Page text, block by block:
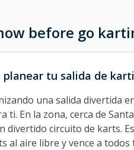
before go
planear tu salida de
una salida divertida
ti. En la zona, cerca de
divertido circuito de karts.
al aire libre y vence a